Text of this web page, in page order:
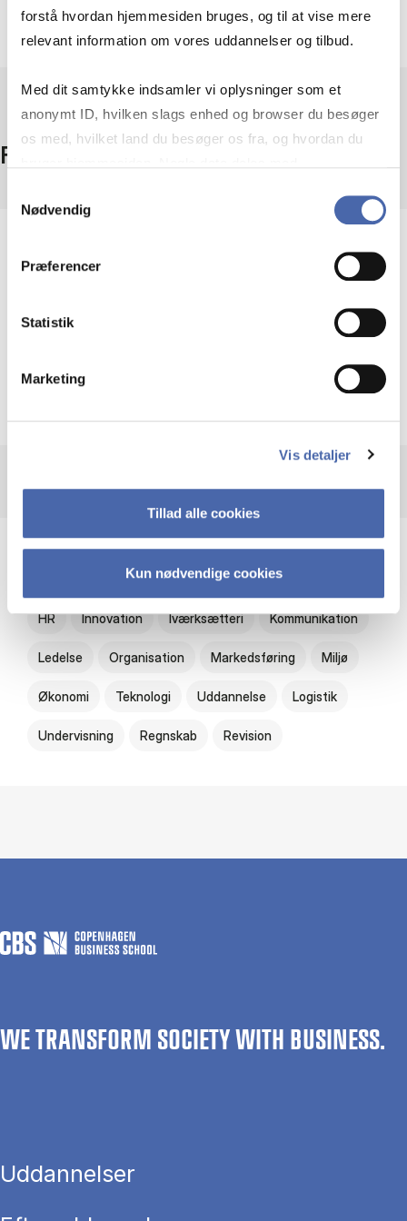
forstå hvordan hjemmesiden bruges, og til at vise mere
relevant information om vores uddannelser og tilbud.
Med dit samtykke indsamler vi oplysninger som et
anonymt ID, hvilken slags enhed og browser du besøger
os med, hvilket land du besøger os fra, og hvordan du
markedsføring. Du bestemmer selv - og kan altid trække
Nødvendig
Præferencer
Statistik
Marketing
Vis detaljer
Tillad alle cookies
Kun nødvendige cookies
Fakta
5000+ bøger
3000+ cases
Adgang
Udbyder
HR Innovation Iværksætteri Kommunikation
Ledelse Organisation Markedsføring Miljø
Økonomi Teknologi Uddannelse Logistik
Undervisning Regnskab Revision
WE TRANSFORM SOCIETY WITH BUSINESS.
Uddannelser